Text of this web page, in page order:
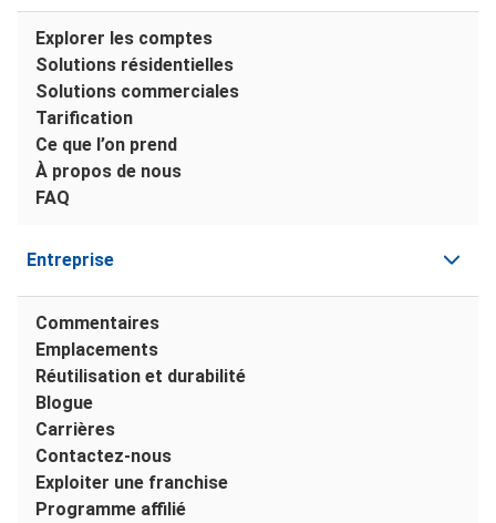
Explorer les comptes
Solutions résidentielles
Solutions commerciales
Tarification
Ce que l’on prend
À propos de nous
FAQ
Entreprise
Commentaires
Emplacements
Réutilisation et durabilité
Blogue
Carrières
Contactez-nous
Exploiter une franchise
Programme affilié